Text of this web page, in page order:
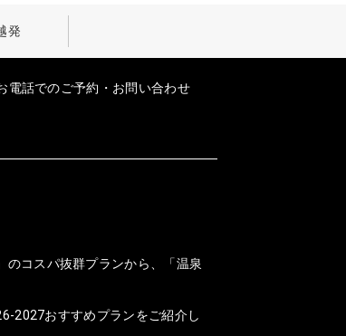
発
電話でのご予約・お問い合わせ
コスパ抜群プランから、「温泉
2027おすすめプランをご紹介し